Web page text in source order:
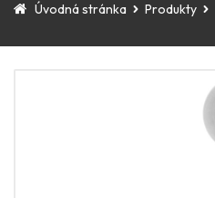
Úvodná stránka Produkty